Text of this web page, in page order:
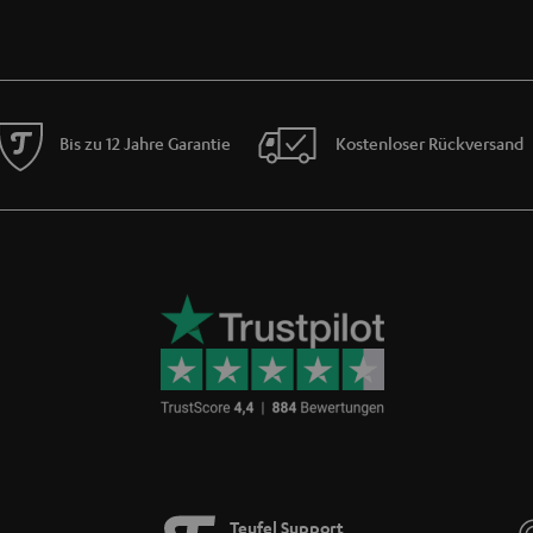
Preis sollte nicht das Kriterium zur Kaufentscheidung sein. Denn
Daten zu vergleichen und investiere lieber ein paar Euro mehr für eine
du auf Reisen bist oder einen Wochenendausflug planst. Als Ladegerät mit
das Aufladen deines Gerätes per externem Akku wie einer Powerbank ein
C und USB Typ A die Möglichkeit, gleich entsprechend viele Geräte
einfach per USB-Kabel an den USB-Port deiner Powerbank an und das
Bis zu 12 Jahre Garantie Kostenloser Rückversand
Teufel Support